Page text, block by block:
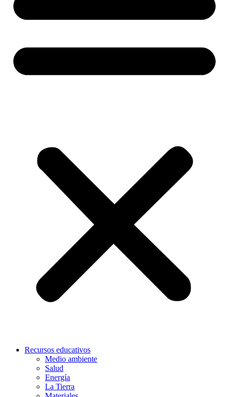
Recursos educativos
Medio ambiente
Salud
Energía
La Tierra